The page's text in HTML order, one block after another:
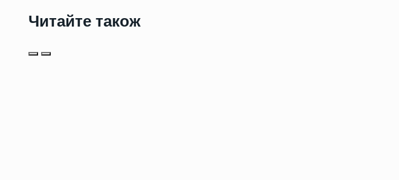
Читайте також